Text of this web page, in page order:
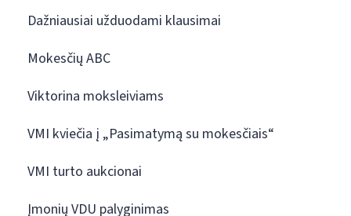
Dažniausiai užduodami klausimai
Mokesčių ABC
Viktorina moksleiviams
VMI kviečia į „Pasimatymą su mokesčiais“
VMI turto aukcionai
Įmonių VDU palyginimas